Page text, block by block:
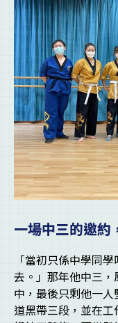
一場中三的邀約
「當初只係中學同
去。」那年他中三
中，最後只剩他一
道黑帶三段，並在